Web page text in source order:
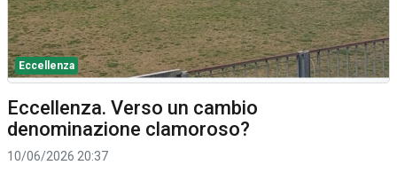
Eccellenza
Eccellenza. Verso un cambio
denominazione clamoroso?
10/06/2026 20:37